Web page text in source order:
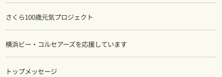
さくら100歳元気プロジェクト
横浜ビー・コルセアーズを応援しています
トップメッセージ